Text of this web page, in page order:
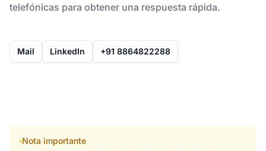
telefónicas para obtener una respuesta rápida.
Mail LinkedIn +91 8864822288
Nota importante